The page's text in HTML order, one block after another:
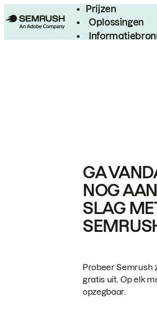
Prijzen
Oplossingen
GA
NOG
SLAG
Probeer Semrush
gratis uit. Op elk
opzegbaar.